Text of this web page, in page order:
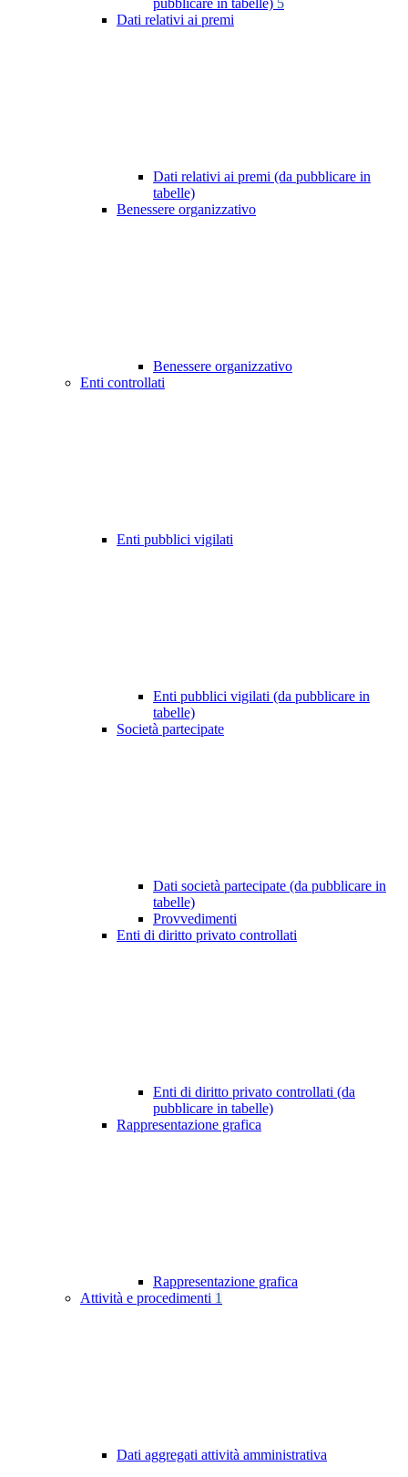
pubblicare in tabelle) 5
Dati relativi ai premi
Dati relativi ai premi (da pubblicare in
tabelle)
Benessere organizzativo
Benessere organizzativo
Enti controllati
Enti pubblici vigilati
Enti pubblici vigilati (da pubblicare in
tabelle)
Società partecipate
Dati società partecipate (da pubblicare in
tabelle)
Provvedimenti
Enti di diritto privato controllati
Enti di diritto privato controllati (da
pubblicare in tabelle)
Rappresentazione grafica
Rappresentazione grafica
Attività e procedimenti 1
Dati aggregati attività amministrativa